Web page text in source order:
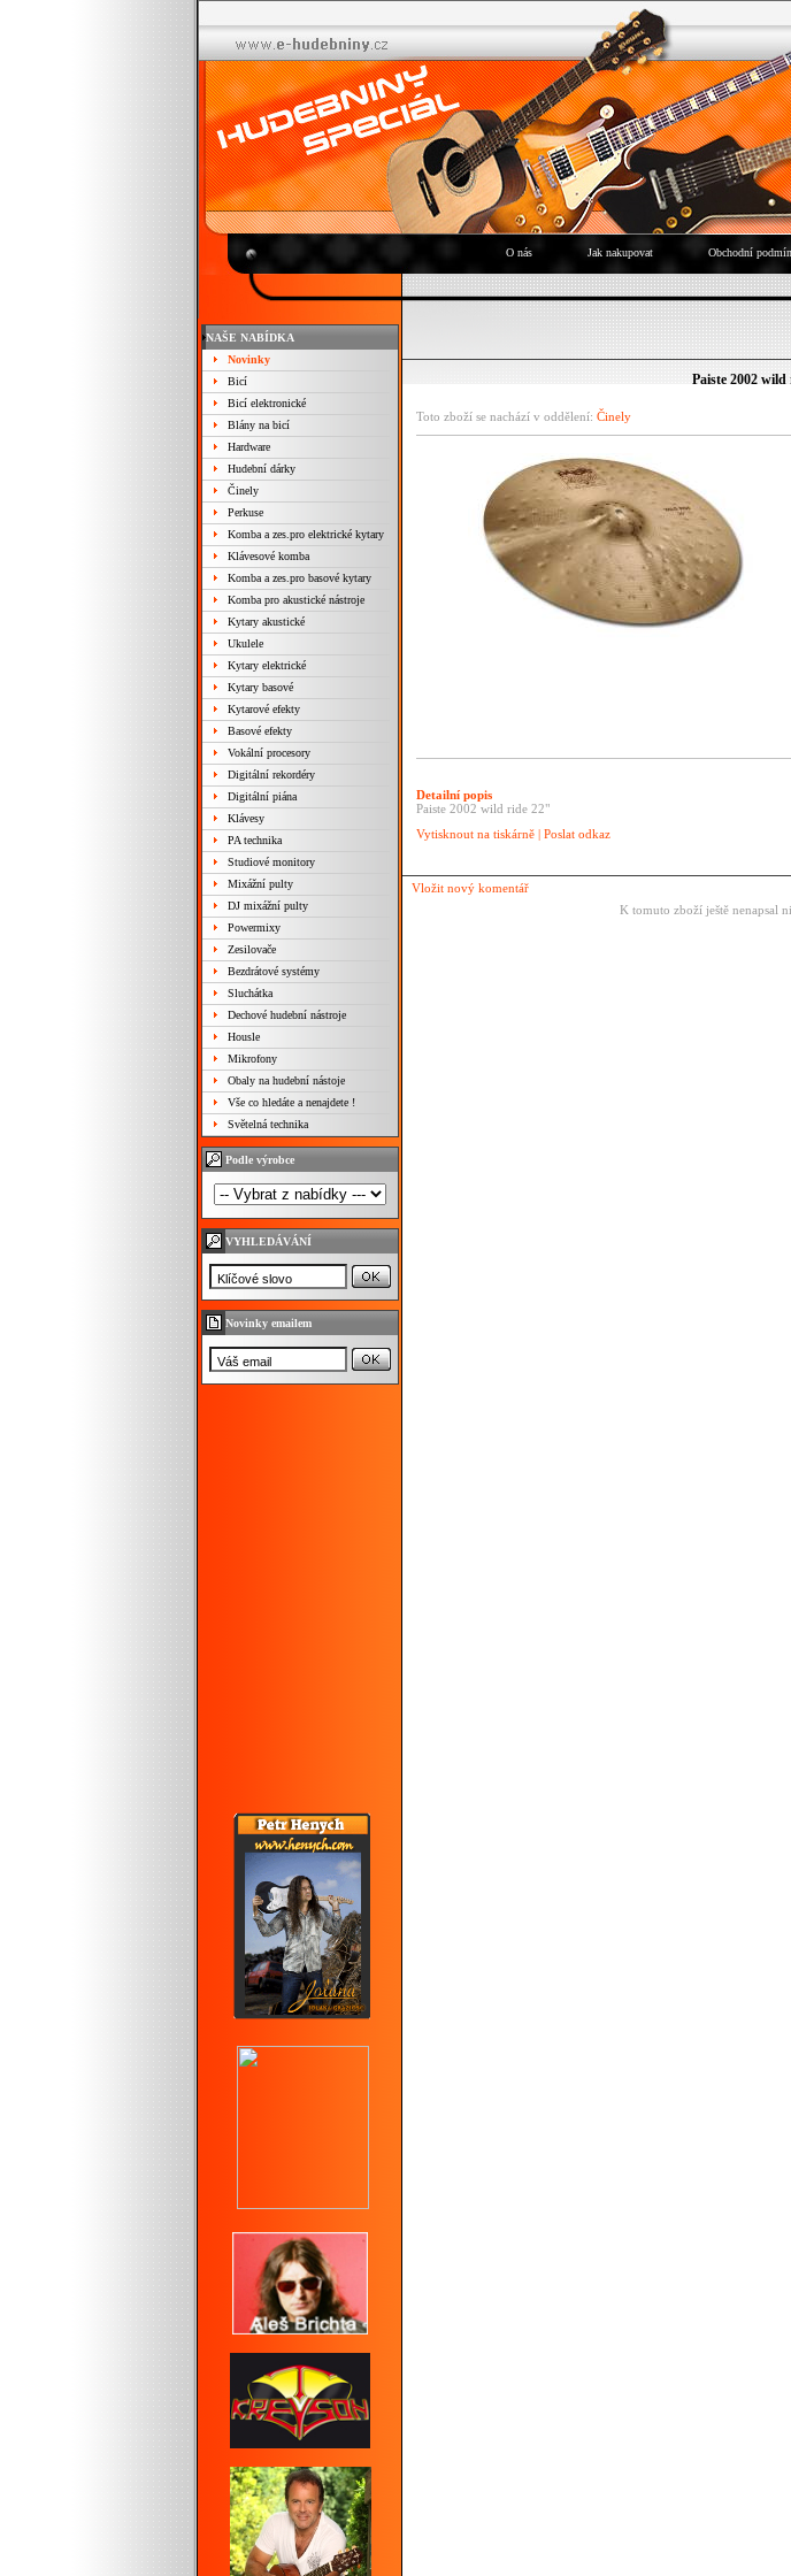
O nás Jak nakupovat Obchodní
NAŠE NABÍDKA
Novinky
Bicí
Bicí elektronické
Blány na bicí
Hardware
Hudební dárky
Činely
Perkuse
Komba a zes.pro elektrické kytary
Klávesové komba
Komba a zes.pro basové kytary
Komba pro akustické nástroje
Kytary akustické
Ukulele
Kytary elektrické
Kytary basové
Kytarové efekty
Basové efekty
Vokální procesory
Digitální rekordéry
Digitální piána
Klávesy
PA technika
Studiové monitory
Mixážní pulty
DJ mixážní pulty
Powermixy
Zesilovače
Bezdrátové systémy
Sluchátka
Dechové hudební nástroje
Housle
Mikrofony
Obaly na hudební nástoje
Vše co hledáte a nenajdete !
Světelná technika
Podle výrobce
VYHLEDÁVÁNÍ
Novinky emailem
Paiste 2002 wild
Toto zboží se nachází v oddělení: Činely
Detailní popis
Paiste 2002 wild ride 22"
Vytisknout na tiskárně | Poslat odkaz
Vložit nový komentář
K tomuto zboží ještě nenapsal